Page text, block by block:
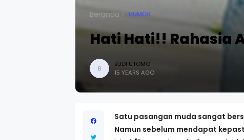
Beranda HUMOR
Hati Hati!! Rahasia
B
BUDI UTOMO
15 YEARS AGO
Satu pasangan muda sangat
Namun sebelum mendapat